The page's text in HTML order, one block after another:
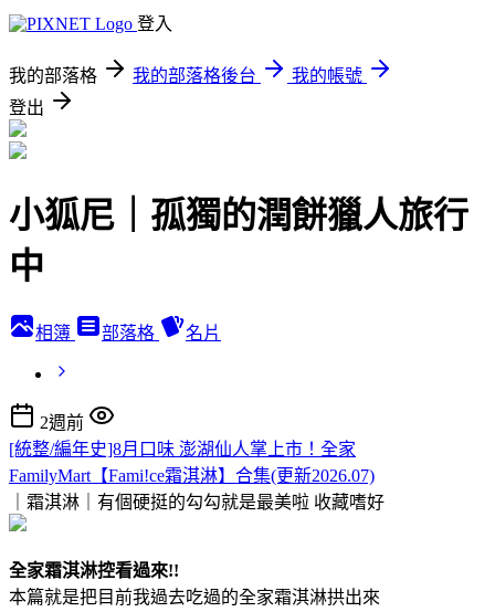
登入
我的部落格 我的部落格後台
我的帳號
登出
小狐尼｜孤獨的潤餅獵人旅行
中
相簿 部落格 名片
2週前
[統整/編年史]8月口味 澎湖仙人掌上市！全家
FamilyMart【Fami!ce霜淇淋】合集(更新2026.07)
｜霜淇淋｜有個硬挺的勾勾就是最美啦 收藏嗜好
全家霜淇淋控看過來!!
本篇就是把目前我過去吃過的全家霜淇淋拱出來